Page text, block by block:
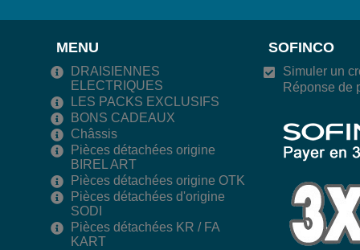
MENU
DRAISIENNES
ELECTRIQUES
LES PACKS EXCLUSIFS
BONS CADEAUX
Châssis
Pièces détachées origine
BIREL ART
Pièces détachées origine OTK
Pièces détachées d'origine
SODI
Pièces détachées KR / FA
KART
SOFINCO
Simuler un
Réponse de